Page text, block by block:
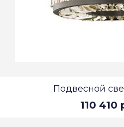
Подвесной
110 410